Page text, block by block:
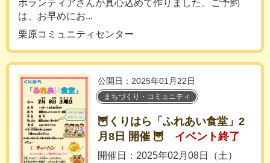
ボランティアさんが真心込めて作りました。ご予約
は、お早めにお...
栗原コミュニティセンター
公開日：2025年01月22日
まちづくり・コミュニティ
🦉くりはら「ふれあい食堂」2
月8日 開催 🦉
イベント終了
開催日：2025年02月08日（土）